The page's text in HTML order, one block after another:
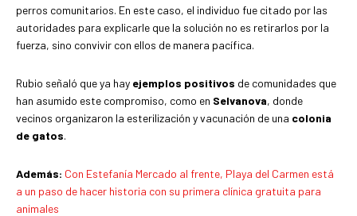
perros comunitarios. En este caso, el individuo fue citado por las
autoridades para explicarle que la solución no es retirarlos por la
fuerza, sino convivir con ellos de manera pacífica.
Rubio señaló que ya hay ejemplos positivos de comunidades que
han asumido este compromiso, como en Selvanova, donde
vecinos organizaron la esterilización y vacunación de una colonia
de gatos.
Además: Con Estefanía Mercado al frente, Playa del Carmen está
a un paso de hacer historia con su primera clínica gratuita para
animales